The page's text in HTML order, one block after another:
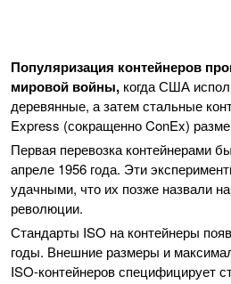
Популяризация контейнеров
мировой войны, когда США
деревянные, а затем стальные
Express (сокращенно ConEx)
Первая перевозка контейнерами
апреле 1956 года. Эти
удачными, что их позже назвали
революции.
Стандарты ISO на контейнеры
годы. Внешние размеры и
ISO-контейнеров специфицирует